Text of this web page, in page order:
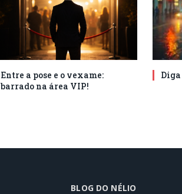
Entre a pose e o vexame:
barrado na área VIP!
Diga
BLOG DO NÉLIO